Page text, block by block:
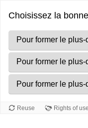
correctes.
Choisissez la
Progression
sur
Pour former le
Pour former le
Pour former le
Reuse Rights of use